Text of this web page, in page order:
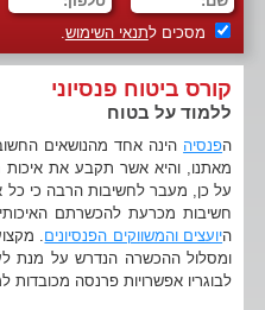
מסכים לתנאי השימוש.
קורס ביטוח פנסיוני
ללמוד על בטוח
הפנסיה הינה אחד מהנושאים
מאתנו, והיא אשר תקבע את
על כן, מעבר לחשיבות הרבה כי כל
חשיבות מכרעת להכשרתם
היועצים והמשווקים הפנסיונים.
ומסלול ההכשרה הנדרש על מנת
לבוגריו אפשרויות פרנסה מכובדות